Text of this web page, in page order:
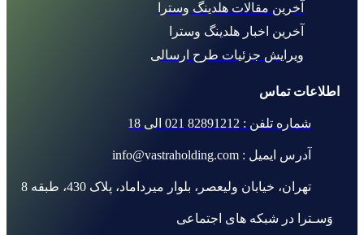
آخرین مقالات هلدینگ وسترا
آخرین اخبار هلدینگ وسترا
ویرایش جزئیات طرح ارسالی
اطلاعات تماس
شماره تلفن : 82891212 021 الی 18
آدرس ایمیل : info@vastraholding.com
تهران، خیابان ولیعصر، بلوار میرداماد، پلاک 430، طبقه 8
وَسـترا در شبکه های اجتماعی